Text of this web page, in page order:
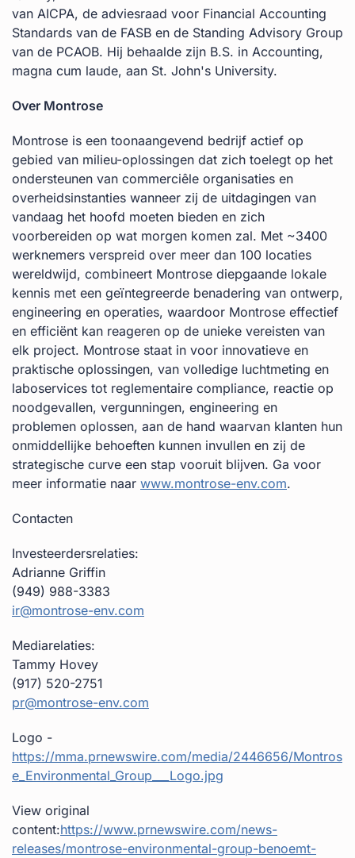
van AICPA, de adviesraad voor Financial Accounting
Standards van de FASB en de Standing Advisory Group
van de PCAOB. Hij behaalde zijn B.S. in Accounting,
magna cum laude, aan St. John's University.
Over Montrose
Montrose is een toonaangevend bedrijf actief op
gebied van milieu-oplossingen dat zich toelegt op het
ondersteunen van commerciêle organisaties en
overheidsinstanties wanneer zij de uitdagingen van
vandaag het hoofd moeten bieden en zich
voorbereiden op wat morgen komen zal. Met ~3400
werknemers verspreid over meer dan 100 locaties
wereldwijd, combineert Montrose diepgaande lokale
kennis met een geïntegreerde benadering van ontwerp,
engineering en operaties, waardoor Montrose effectief
en efficiënt kan reageren op de unieke vereisten van
elk project. Montrose staat in voor innovatieve en
praktische oplossingen, van volledige luchtmeting en
laboservices tot reglementaire compliance, reactie op
noodgevallen, vergunningen, engineering en
problemen oplossen, aan de hand waarvan klanten hun
onmiddellijke behoeften kunnen invullen en zij de
strategische curve een stap vooruit blijven. Ga voor
meer informatie naar www.montrose-env.com.
Contacten
Investeerdersrelaties:
Adrianne Griffin
(949) 988-3383
ir@montrose-env.com
Mediarelaties:
Tammy Hovey
(917) 520-2751
pr@montrose-env.com
Logo -
https://mma.prnewswire.com/media/2446656/Montros
e_Environmental_Group___Logo.jpg
View original
content:https://www.prnewswire.com/news-
releases/montrose-environmental-group-benoemt-